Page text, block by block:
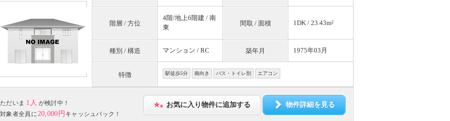
階層 / 方位
4階/地上6階建 / 南
東
間取 / 面積 1DK / 23.43m²
種別 / 構造 マンション / RC 築年月 1975年03月
特徴 駅徒歩5分 南向き バス・トイレ別 エアコン
ただいま 1人 が検討中！
対象者全員に20,000円 キャッシュバック！
お気に入り物件に追加する 物件詳細を見る